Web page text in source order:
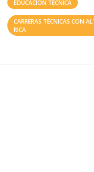
EDUCACIÓN TÉCNICA
CARRERAS TÉCNICAS CON
RICA